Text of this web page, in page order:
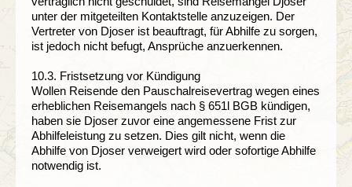
unter der mitgeteilten Kontaktstelle anzuzeigen. Der
Vertreter von Djoser ist beauftragt, für Abhilfe zu sorgen,
ist jedoch nicht befugt, Ansprüche anzuerkennen.
10.3. Fristsetzung vor Kündigung
Wollen Reisende den Pauschalreisevertrag wegen eines
erheblichen Reisemangels nach § 651l BGB kündigen,
haben sie Djoser zuvor eine angemessene Frist zur
Abhilfeleistung zu setzen. Dies gilt nicht, wenn die
Abhilfe von Djoser verweigert wird oder sofortige Abhilfe
notwendig ist.